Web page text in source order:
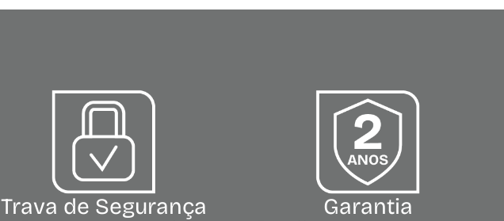
Trava de Segurança Garantia